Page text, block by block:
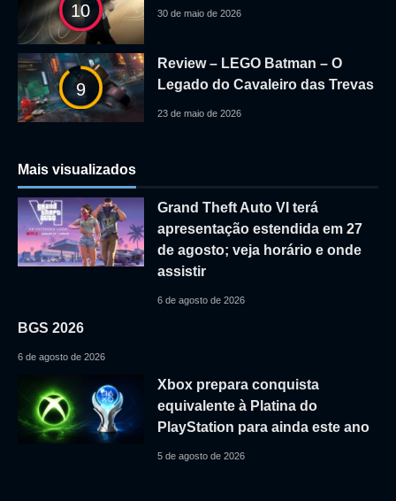
10 30 de maio de 2026
9
Review – LEGO Batman – O
Legado do Cavaleiro das Trevas
23 de maio de 2026
Mais visualizados
Grand Theft Auto VI terá
apresentação estendida em 27
de agosto; veja horário e onde
assistir
6 de agosto de 2026
BGS 2026
6 de agosto de 2026
Xbox prepara conquista
equivalente à Platina do
PlayStation para ainda este ano
5 de agosto de 2026